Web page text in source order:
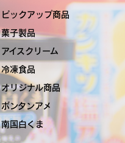
ピックアップ商品
菓子製品
アイスクリーム
冷凍食品
オリジナル商品
ボンタンアメ
南国白くま